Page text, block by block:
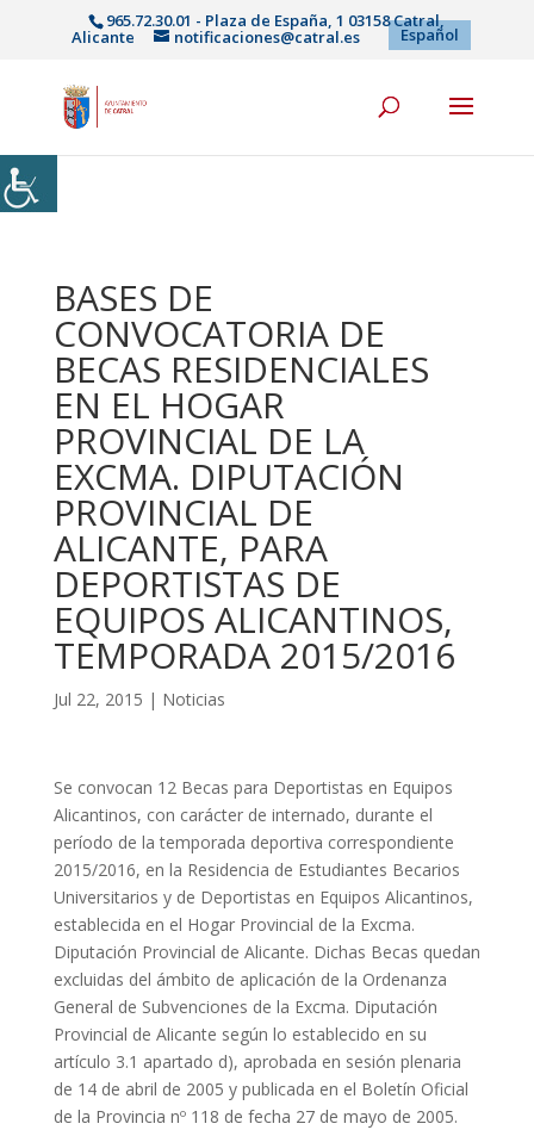
965.72.30.01 - Plaza de España, 1 03158 Catral,
Alicante notificaciones@catral.es Español
BASES DE
CONVOCATORIA DE
BECAS RESIDENCIALES
EN EL HOGAR
PROVINCIAL DE LA
EXCMA. DIPUTACIÓN
PROVINCIAL DE
ALICANTE, PARA
DEPORTISTAS DE
EQUIPOS ALICANTINOS,
TEMPORADA 2015/2016
Jul 22, 2015 | Noticias
Se convocan 12 Becas para Deportistas en Equipos
Alicantinos, con carácter de internado, durante el
período de la temporada deportiva correspondiente
2015/2016, en la Residencia de Estudiantes Becarios
Universitarios y de Deportistas en Equipos Alicantinos,
establecida en el Hogar Provincial de la Excma.
Diputación Provincial de Alicante. Dichas Becas quedan
excluidas del ámbito de aplicación de la Ordenanza
General de Subvenciones de la Excma. Diputación
Provincial de Alicante según lo establecido en su
artículo 3.1 apartado d), aprobada en sesión plenaria
de 14 de abril de 2005 y publicada en el Boletín Oficial
de la Provincia nº 118 de fecha 27 de mayo de 2005.